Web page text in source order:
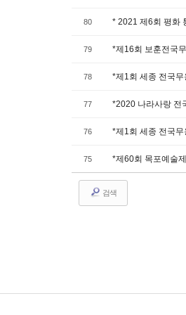
80 * 2021 제6회 평화
79 *제16회 보훈전국
78 *제1회 세종 전국
77 *2020 나라사랑 전
76 *제1회 세종 전국
75 *제60회 목포예술
검색